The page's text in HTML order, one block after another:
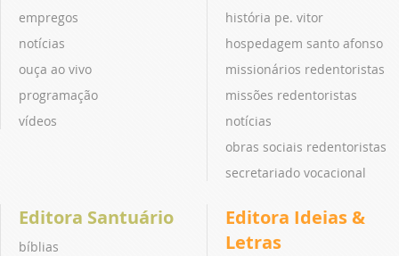
empregos
notícias
ouça ao vivo
programação
vídeos
história pe. vitor
hospedagem santo afonso
missionários redentoristas
missões redentoristas
notícias
obras sociais redentoristas
secretariado vocacional
Editora Santuário
bíblias
Editora Ideias &
Letras